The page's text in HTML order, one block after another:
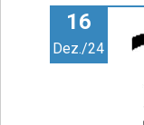
16
Dez./24